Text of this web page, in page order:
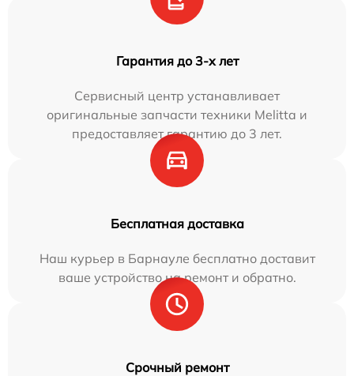
Гарантия до 3-х лет
Сервисный центр устанавливает
оригинальные запчасти техники Melitta и
предоставляет гарантию до 3 лет.
Бесплатная доставка
Наш курьер в Барнауле бесплатно доставит
ваше устройство на ремонт и обратно.
Срочный ремонт